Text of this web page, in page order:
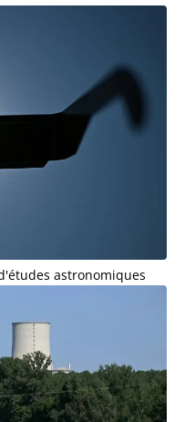
astronomiques